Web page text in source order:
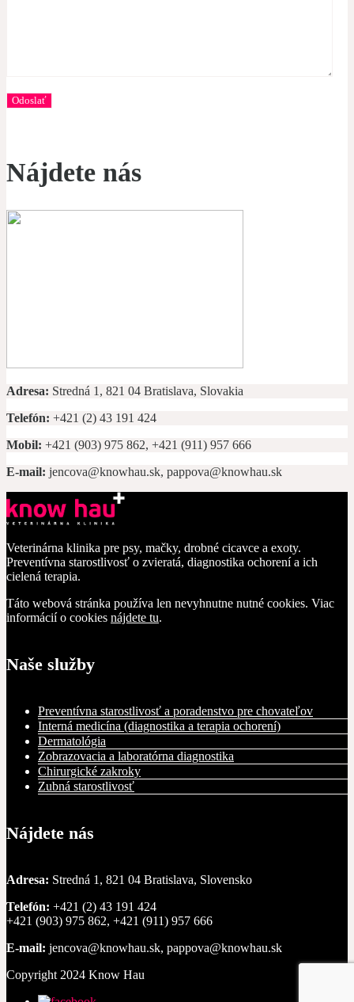
Nájdete nás
Adresa: Stredná 1, 821 04 Bratislava, Slovakia
Telefón: +421 (2) 43 191 424
Mobil: +421 (903) 975 862, +421 (911) 957 666
E-mail: jencova@knowhau.sk, pappova@knowhau.sk
Veterinárna klinika pre psy, mačky, drobné cicavce a exoty.
Preventívna starostlivosť o zvieratá, diagnostika ochorení a ich
cielená terapia.
Táto webová stránka používa len nevyhnutne nutné cookies. Viac
informácií o cookies nájdete tu.
Naše služby
Preventívna starostlivosť a poradenstvo pre chovateľov
Interná medicína (diagnostika a terapia ochorení)
Dermatológia
Zobrazovacia a laboratórna diagnostika
Chirurgické zakroky
Zubná starostlivosť
Nájdete nás
Adresa: Stredná 1, 821 04 Bratislava, Slovensko
Telefón: +421 (2) 43 191 424
+421 (903) 975 862, +421 (911) 957 666
E-mail: jencova@knowhau.sk, pappova@knowhau.sk
Copyright 2024 Know Hau